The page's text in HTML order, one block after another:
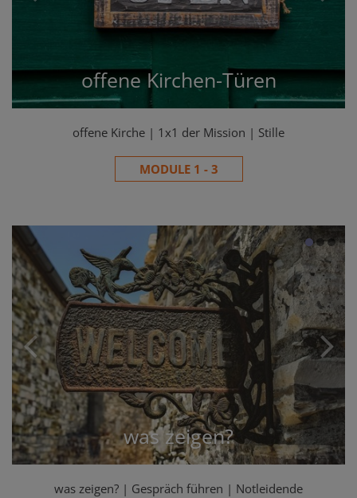
offene Kirchen-Türen
offene Kirche | 1x1 der Mission | Stille
MODULE 1 - 3
was zeigen?
was zeigen? | Gespräch führen | Notleidende